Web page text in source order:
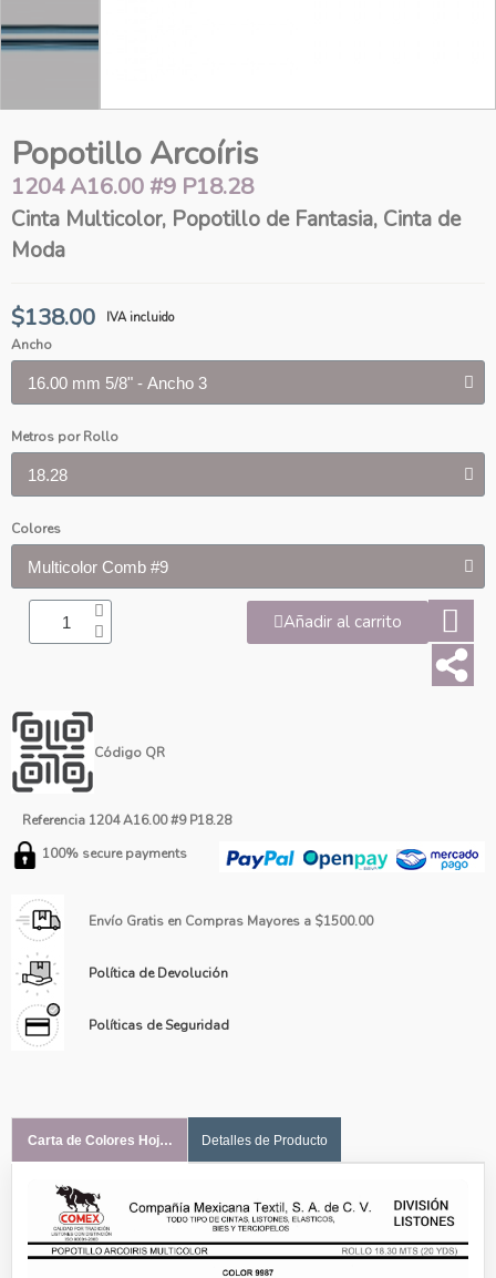
Popotillo Arcoíris
1204 A16.00 #9 P18.28
Cinta Multicolor, Popotillo de Fantasia, Cinta de
Moda
$138.00 IVA incluido
Ancho
Metros por Rollo
Colores
Añadir al carrito
Código QR
Referencia 1204 A16.00 #9 P18.28
100% secure payments
Envío Gratis en Compras Mayores a $1500.00
Política de Devolución
Políticas de Seguridad
Carta de Colores Hoja #1 Detalles de Producto